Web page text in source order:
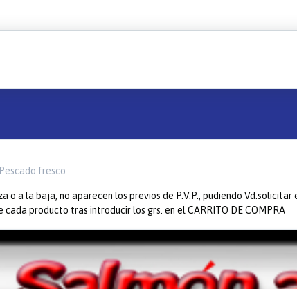
Pescado fresco
o a la baja, no aparecen los previos de P.V.P., pudiendo
producto tras introducir los grs. en el CARRITO DE COMPRA